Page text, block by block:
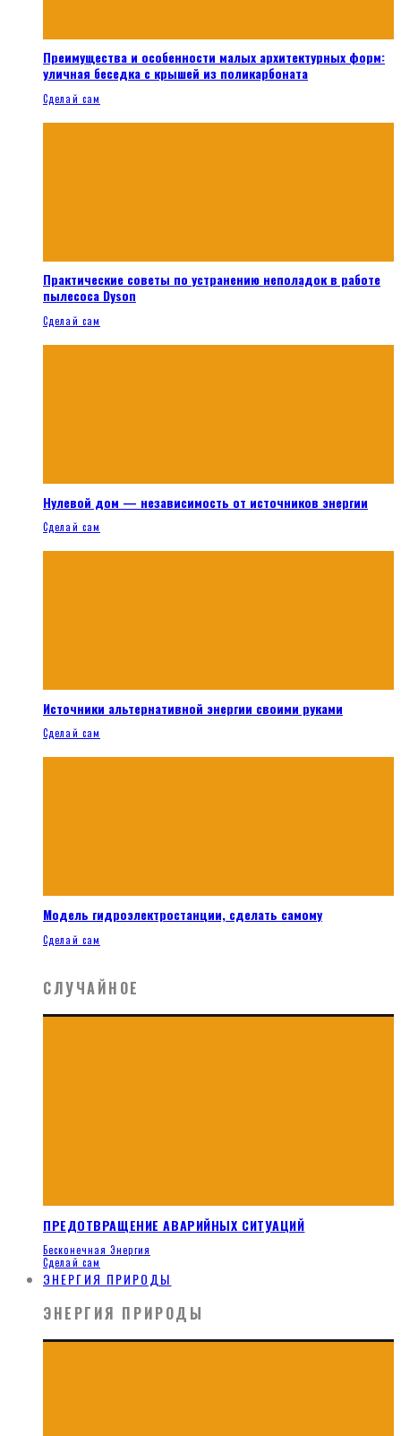
Преимущества и особенности малых архитектурных форм:
уличная беседка с крышей из поликарбоната
Сделай сам
Практические советы по устранению неполадок в работе
пылесоса Dyson
Сделай сам
Нулевой дом — независимость от источников энергии
Сделай сам
Источники альтернативной энергии своими руками
Сделай сам
Модель гидроэлектростанции, сделать самому
Сделай сам
СЛУЧАЙНОЕ
ПРЕДОТВРАЩЕНИЕ АВАРИЙНЫХ СИТУАЦИЙ
Бесконечная Энергия
Сделай сам
ЭНЕРГИЯ ПРИРОДЫ
ЭНЕРГИЯ ПРИРОДЫ